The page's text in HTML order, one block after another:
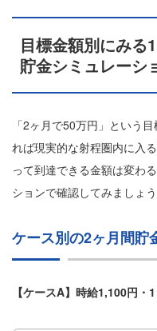
目標金額別にみる
貯金シミュレーシ
「2ヶ月で50万円」という
れば現実的な射程圏内に入
って到達できる金額は変わ
ションで確認してみましょう
ケース別の2ヶ月間貯
【ケースA】時給1,100円